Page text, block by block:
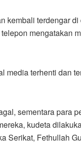
kembali terdengar
mengatakan
media terhenti dan
sementara para
kudeta
Serikat, Fethullah